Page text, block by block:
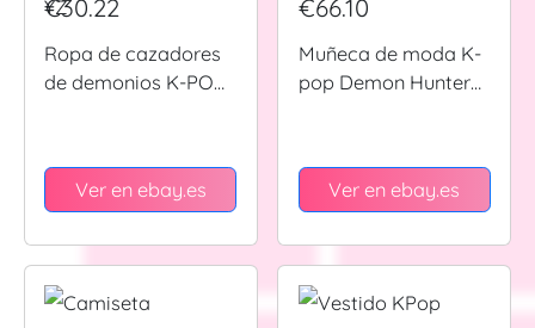
€30.22
Ropa de cazadores
de demonios K-POP
pantalones peluca
collar arma juguete
Ver en ebay.es
€66.10
Muñeca de moda K-
pop Demon Hunters
Ver en ebay.es